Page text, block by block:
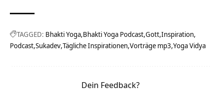
TAGGED: Bhakti Yoga Bhakti Yoga Podcast Gott Inspiration
Podcast Sukadev Tägliche Inspirationen Vorträge mp3 Yoga Vidya
Dein Feedback?